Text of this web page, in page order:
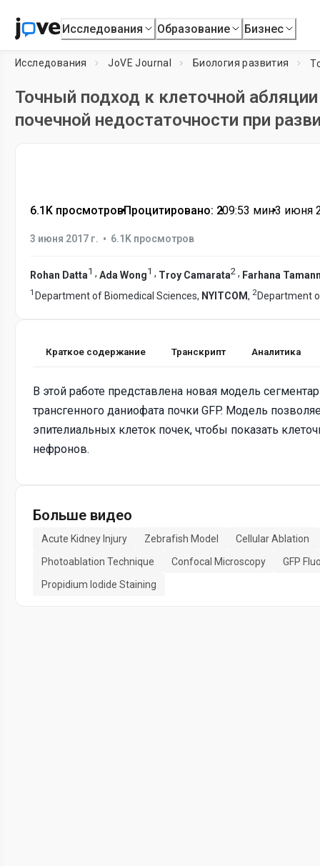
Исследования Образование Бизнес
Исследования JoVE Journal Биология развития
Точный подход к клеточной
почечной недостаточности при
6.1K просмотров•Процитировано: 2•09:53 мин•3 июня
3 июня 2017 г. • 6.1K просмотров
Rohan Datta1 , Ada Wong1 , Troy Camarata2 , Farhana
1 Department of Biomedical Sciences, NYITCOM, 2Department
Краткое содержание Транскрипт Аналитика
В этой работе представлена ​​новая модель
трансгенного даниофата почки GFP. Модель
эпителиальных клеток почек, чтобы показать
нефронов.
Больше видео
Acute Kidney Injury Zebrafish Model
Cellular Ablation
Photoablation Technique
Confocal Microscopy
GFP
Propidium Iodide Staining